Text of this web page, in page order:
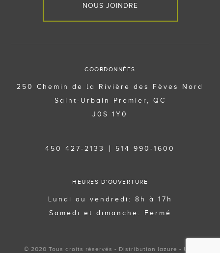
NOUS JOINDRE
COORDONNÉES
250 Chemin de la Rivière des Fèves Nord
Saint-Urbain Premier, QC
J0S 1Y0
450 427-2133 514 990-1600
HEURES D’OUVERTURE
Lundi au vendredi: 8h à 17h
Samedi et dimanche: Fermé
© 2020 Tous droits réservés - Distribution lazure - Une